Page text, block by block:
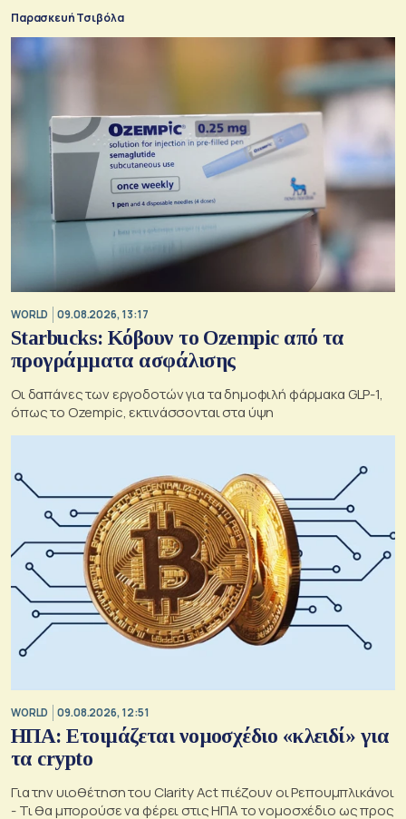
Παρασκευή Τσιβόλα
WORLD 09.08.2026, 13:17
Starbucks: Κόβουν το Ozempic από τα
προγράμματα ασφάλισης
Οι δαπάνες των εργοδοτών για τα δημοφιλή φάρμακα GLP-1,
όπως το Ozempic, εκτινάσσονται στα ύψη
WORLD 09.08.2026, 12:51
ΗΠΑ: Ετοιμάζεται νομοσχέδιο «κλειδί» για
τα crypto
Για την υιοθέτηση του Clarity Act πιέζουν οι Ρεπουμπλικάνοι
- Τι θα μπορούσε να φέρει στις ΗΠΑ το νομοσχέδιο ως προς